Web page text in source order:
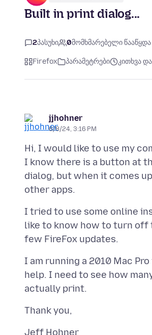
Built in print dialog...
2პასუხი 0მომხმარებელი წააწყდა
Firefox პარამეტრები კითხვა
jjhohner
6/8/24, 3:16 PM
Hi, I would like to use my
I know there is a button at
dialog, but when it comes
I tried to use some online
like to know how to turn off
I am running a 2010 Mac
help. I need to see how